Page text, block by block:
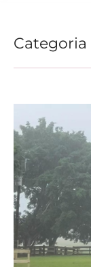
Categoria